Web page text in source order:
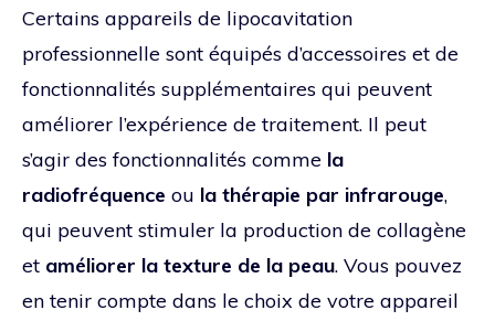
Certains appareils de lipocavitation
professionnelle sont équipés d’accessoires et de
fonctionnalités supplémentaires qui peuvent
améliorer l’expérience de traitement. Il peut
s’agir des fonctionnalités comme la
radiofréquence ou la thérapie par infrarouge,
qui peuvent stimuler la production de collagène
et améliorer la texture de la peau. Vous pouvez
en tenir compte dans le choix de votre appareil